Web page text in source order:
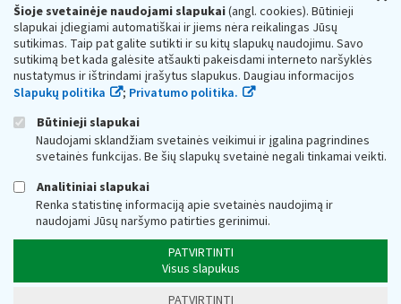
Šioje svetainėje naudojami slapukai(angl. cookies). Būtinieji
slapukai įdiegiami automatiškai ir jiems nėra reikalingas Jūsų
sutikimas. Taip pat galite sutikti ir su kitų slapukų naudojimu. Savo
sutikimą bet kada galėsite atšaukti pakeisdami interneto naršyklės
nustatymus ir ištrindami įrašytus slapukus. Daugiau informacijos
Slapukų politika
; Privatumo politika.
Būtinieji slapukai
Naudojami sklandžiam svetainės veikimui ir įgalina pagrindines
svetainės funkcijas. Be šių slapukų svetainė negali tinkamai veikti.
Analitiniai slapukai
Renka statistinę informaciją apie svetainės naudojimą ir
naudojami Jūsų naršymo patirties gerinimui.
PATVIRTINTI
Visus slapukus
PATVIRTINTI
Respublikos finansų ministerijos
Biudžetinė įstaiga. Juridinio asmens kodas — 188659752,
adresas: Vasario 16-osios g. 14, 01107 Vilnius, Lietuva, el.paštas:
vmi@vmi.lt, E. pristatymo dėžutės adresas 188659752
Duomenys apie Valstybinę mokesčių inspekciją prie Lietuvos
Respublikos finansų ministerijos kaupiami ir saugomi Juridinių